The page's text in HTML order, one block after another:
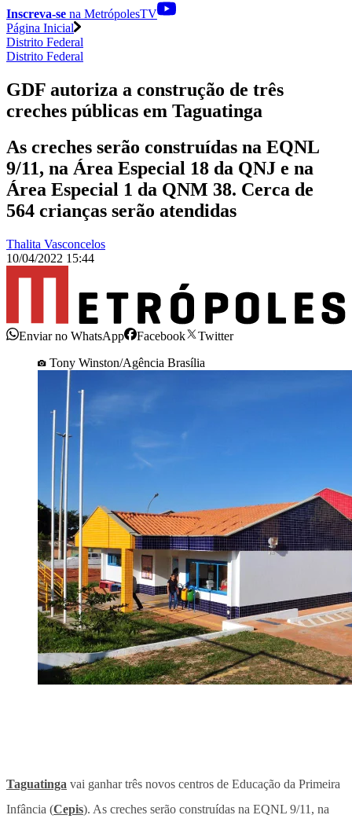
Inscreva-se na MetrópolesTV
Página Inicial
Distrito Federal
Distrito Federal
GDF autoriza a construção de três
creches públicas em Taguatinga
As creches serão construídas na EQNL
9/11, na Área Especial 18 da QNJ e na
Área Especial 1 da QNM 38. Cerca de
564 crianças serão atendidas
Thalita Vasconcelos
10/04/2022 15:44
Enviar no WhatsApp Facebook
Twitter
Tony Winston/Agência Brasília
Taguatinga vai ganhar três novos centros de Educação da Primeira
Infância (Cepis). As creches serão construídas na EQNL 9/11, na